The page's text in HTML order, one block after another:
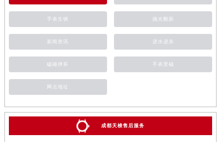
手表生锈 抛光翻新
新闻资讯 进水进灰
磕碰摔坏 手表受磁
网点地址
成都天梭售后服务